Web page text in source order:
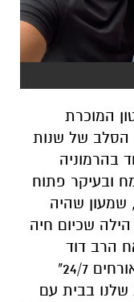
המוכרת
הסלב של שנות
בהרמוניה
ובעיקר פתוח
שמעון שהיה
שכיום חיה
הרב דוד
איתמר ביטון "גדלנו בבית מכניס אורחים 24/7"
שלנו בבית עם